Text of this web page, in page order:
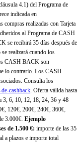
4.1) del Programa de
indicada en
realizadas con Tarjeta
al Programa de CASH
se recibirá 35 días después de
realizará cuando los
CASH BACK son
lo contrario. Los CASH
Consulta los
cashback. Oferta válida hasta
3, 6, 10, 12, 18, 24, 36 y 48
120€, 200€, 240€, 360€,
3.000€. Ejemplo
de 1.500 €: importe de las 35
a plazos e importe total